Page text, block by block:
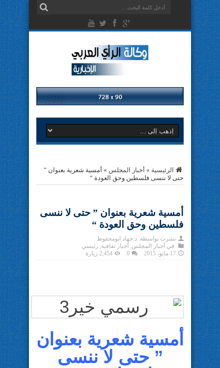
الرئيسية » أخبار المجلس » أمسية شعرية بعنوان ”
حتى لا ننسى فلسطين وحق العودة “
أمسية شعرية بعنوان ” حتى لا ننسى
فلسطين وحق العودة “
نشرت بواسطة: د.جهاد ابومحفوظ
في أخبار المجلس, أخبار ثقافية, رئيسي
17 مايو، 2015
0 2,454 زيارة
أمسية شعرية بعنوان
” حتى لا ننسى